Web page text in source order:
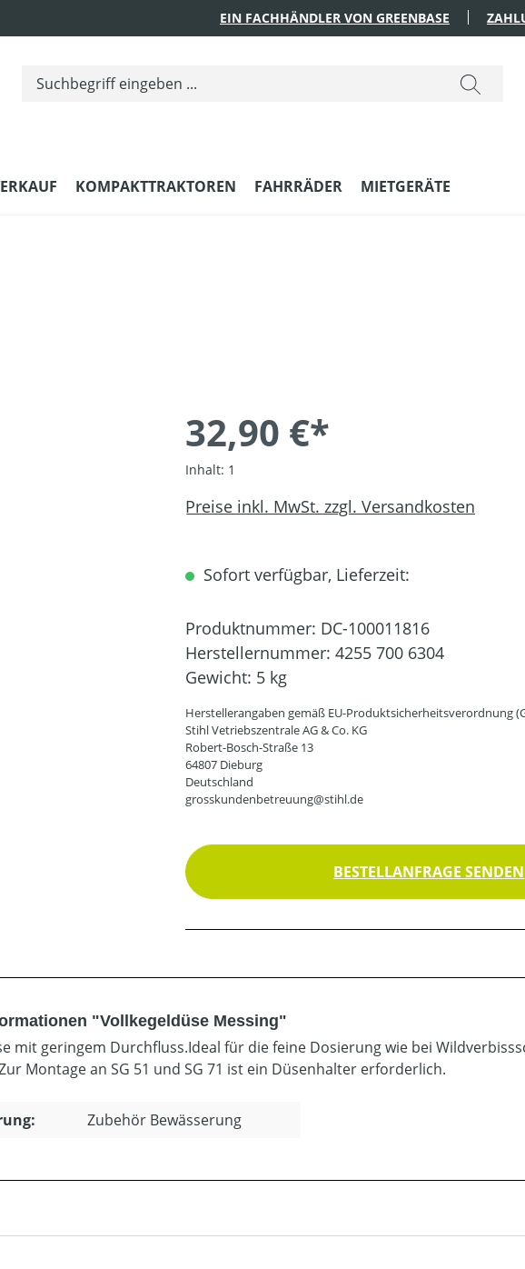
EIN FACHHÄNDLER VON GREENBASE
KOMPAKTTRAKTOREN FAHRRÄDER MIETGERÄTE
32,90 €*
Inhalt: 1
Preise inkl. MwSt. zzgl. Versandkosten
Sofort verfügbar, Lieferzeit:
Produktnummer: DC-100011816
Herstellernummer: 4255 700 6304
Gewicht: 5 kg
Herstellerangaben gemäß EU-Produktsicherheitsverordnung
Stihl Vetriebszentrale AG & Co. KG
Robert-Bosch-Straße 13
64807 Dieburg
Deutschland
grosskundenbetreuung@stihl.de
BESTELLANFRAGE SENDEN
"Vollkegeldüse Messing"
mit geringem Durchfluss.Ideal für die feine Dosierung wie bei
Montage an SG 51 und SG 71 ist ein Düsenhalter erforderlich.
Zubehör Bewässerung